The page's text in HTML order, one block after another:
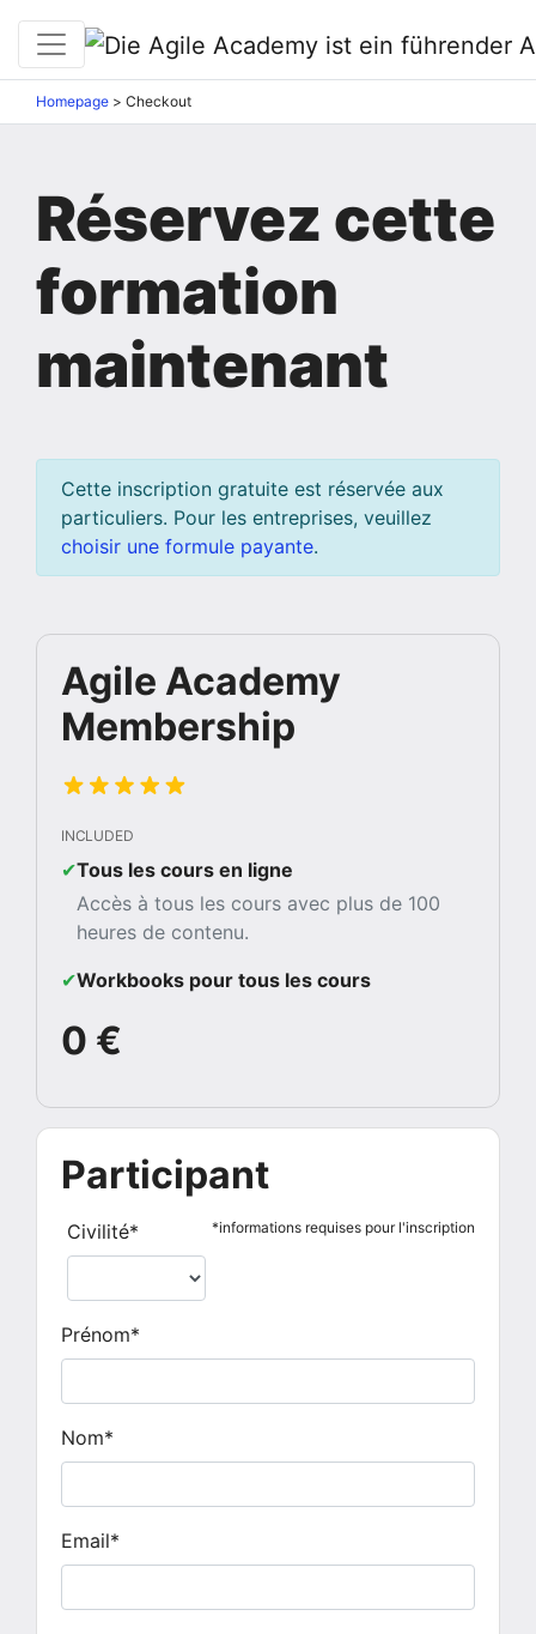
Homepage > Checkout
Réservez cette
formation
maintenant
Cette inscription gratuite est réservée aux
particuliers. Pour les entreprises, veuillez
choisir une formule payante.
Agile Academy
Membership
INCLUDED
✔︎Tous les cours en ligne
Accès à tous les cours avec plus de 100
heures de contenu.
✔︎Workbooks pour tous les cours
0 €
Participant
*informations requises pour l'inscription
Civilité*
Prénom*
Nom*
Email*